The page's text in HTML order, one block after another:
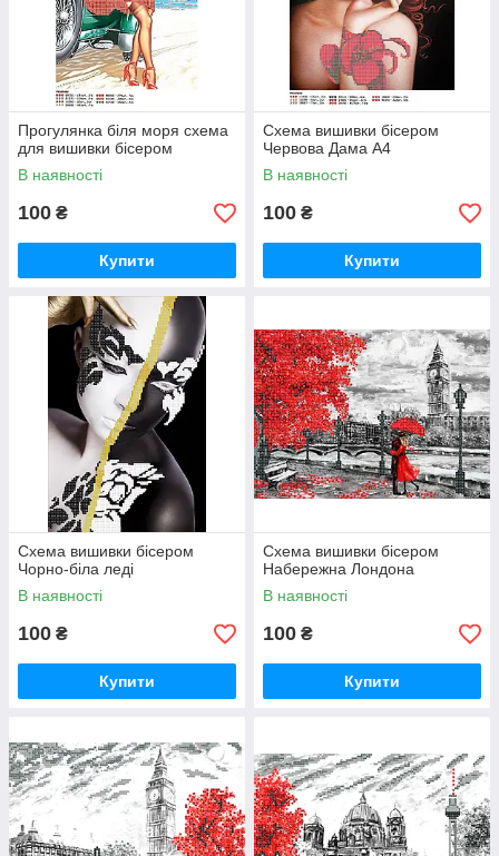
Прогулянка біля моря схема
для вишивки бісером
В наявності
100 ₴
Купити
Схема вишивки бісером
Червова Дама А4
В наявності
100 ₴
Купити
Схема вишивки бісером
Чорно-біла леді
В наявності
100 ₴
Купити
Схема вишивки бісером
Набережна Лондона
В наявності
100 ₴
Купити